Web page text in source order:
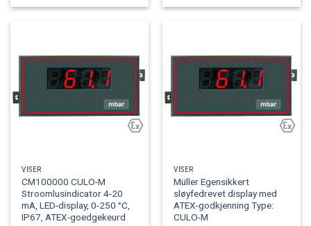
VISER
CM100000 CULO-M
Stroomlusindicator 4-20
mA, LED-display, 0-250 °C,
IP67, ATEX-goedgekeurd
VISER
Müller Egensikkert
sløyfedrevet display med
ATEX-godkjenning Type:
CULO-M